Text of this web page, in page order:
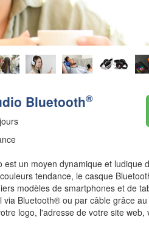
Bluetooth®
un moyen dynamique et ludique
tendance, le casque
modèles de smartphones et de
via Bluetooth® ou par câble grâce
logo, l'adresse de votre site web,